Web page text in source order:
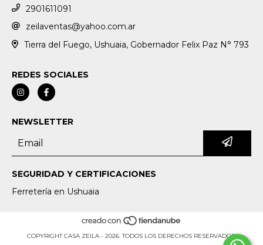
2901611091
zeilaventas@yahoo.com.ar
Tierra del Fuego, Ushuaia, Gobernador Felix Paz N° 793
REDES SOCIALES
NEWSLETTER
SEGURIDAD Y CERTIFICACIONES
Ferretería en Ushuaia
COPYRIGHT CASA ZEILA - 2026. TODOS LOS DERECHOS RESERVADOS.